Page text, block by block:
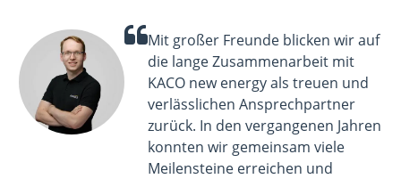
Mit großer Freunde blicken wir auf
die lange Zusammenarbeit mit
KACO new energy als treuen und
verlässlichen Ansprechpartner
zurück. In den vergangenen Jahren
konnten wir gemeinsam viele
Meilensteine erreichen und